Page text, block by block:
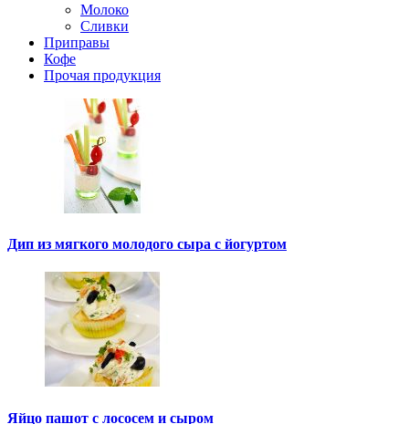
Молоко
Сливки
Приправы
Кофе
Прочая продукция
Дип из мягкого молодого сыра с йогуртом
Яйцо пашот с лососем и сыром